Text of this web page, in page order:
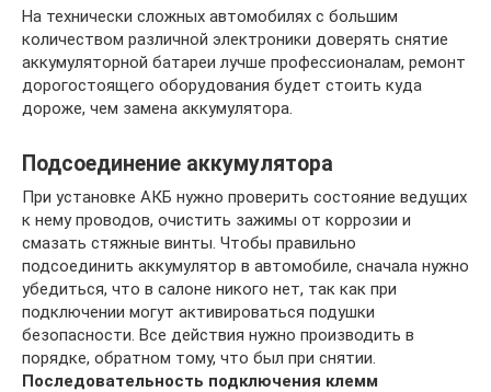
На технически сложных автомобилях с большим
количеством различной электроники доверять снятие
аккумуляторной батареи лучше профессионалам, ремонт
дорогостоящего оборудования будет стоить куда
дороже, чем замена аккумулятора.
Подсоединение аккумулятора
При установке АКБ нужно проверить состояние ведущих
к нему проводов, очистить зажимы от коррозии и
смазать стяжные винты. Чтобы правильно
подсоединить аккумулятор в автомобиле, сначала нужно
убедиться, что в салоне никого нет, так как при
подключении могут активироваться подушки
безопасности. Все действия нужно производить в
порядке, обратном тому, что был при снятии.
Последовательность подключения клемм